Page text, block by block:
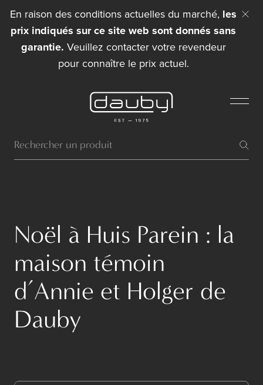
En raison des conditions actuelles du marché, les
prix indiqués sur ce site web sont donnés sans
garantie. Veuillez contacter votre revendeur
pour connaître le prix actuel.
Noël à Huis Parein : la
maison témoin
d’Annie et Holger de
Dauby